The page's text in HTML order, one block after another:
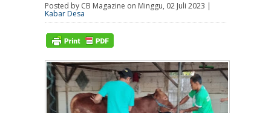
Posted by CB Magazine on Minggu, 02 Juli 2023 |
Kabar Desa